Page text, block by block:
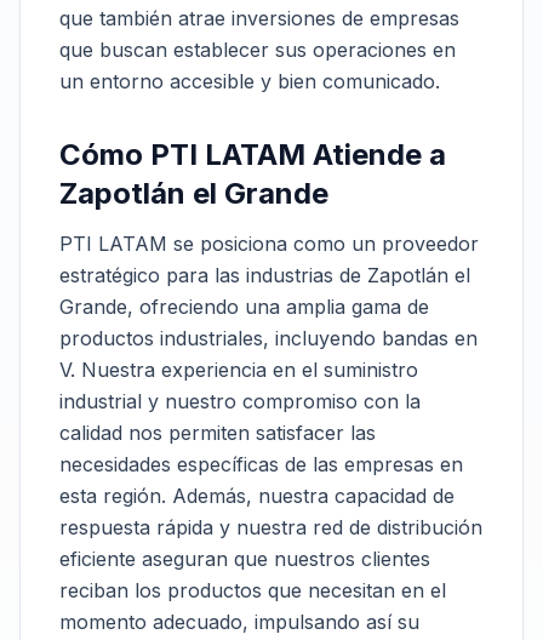
que también atrae inversiones de empresas
que buscan establecer sus operaciones en
un entorno accesible y bien comunicado.
Cómo PTI LATAM Atiende a
Zapotlán el Grande
PTI LATAM se posiciona como un proveedor
estratégico para las industrias de Zapotlán el
Grande, ofreciendo una amplia gama de
productos industriales, incluyendo bandas en
V. Nuestra experiencia en el suministro
industrial y nuestro compromiso con la
calidad nos permiten satisfacer las
necesidades específicas de las empresas en
esta región. Además, nuestra capacidad de
respuesta rápida y nuestra red de distribución
eficiente aseguran que nuestros clientes
reciban los productos que necesitan en el
momento adecuado, impulsando así su